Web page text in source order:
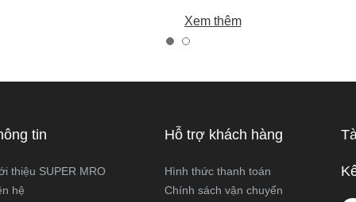
việc cắt gỗ, sắt, nhựa và
như thế nào? Loại nào sẽ
công việc của bạn hơn?
biến là máy cắt sắt để bàn và
sắt cầm tay, khiến nhiều
và tư vấn chọn lựa loại máy
nhất với nhu cầu sử dụng
Xem thêm
tin
thiệu SUPER MRO
hệ
Hỗ trợ khách hàng
Hình thức thanh toán
Chính sách vận chuyển